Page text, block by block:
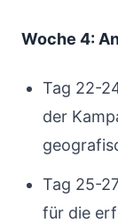
Woche 4:
Tag 22-
der
Tag 25-
für die